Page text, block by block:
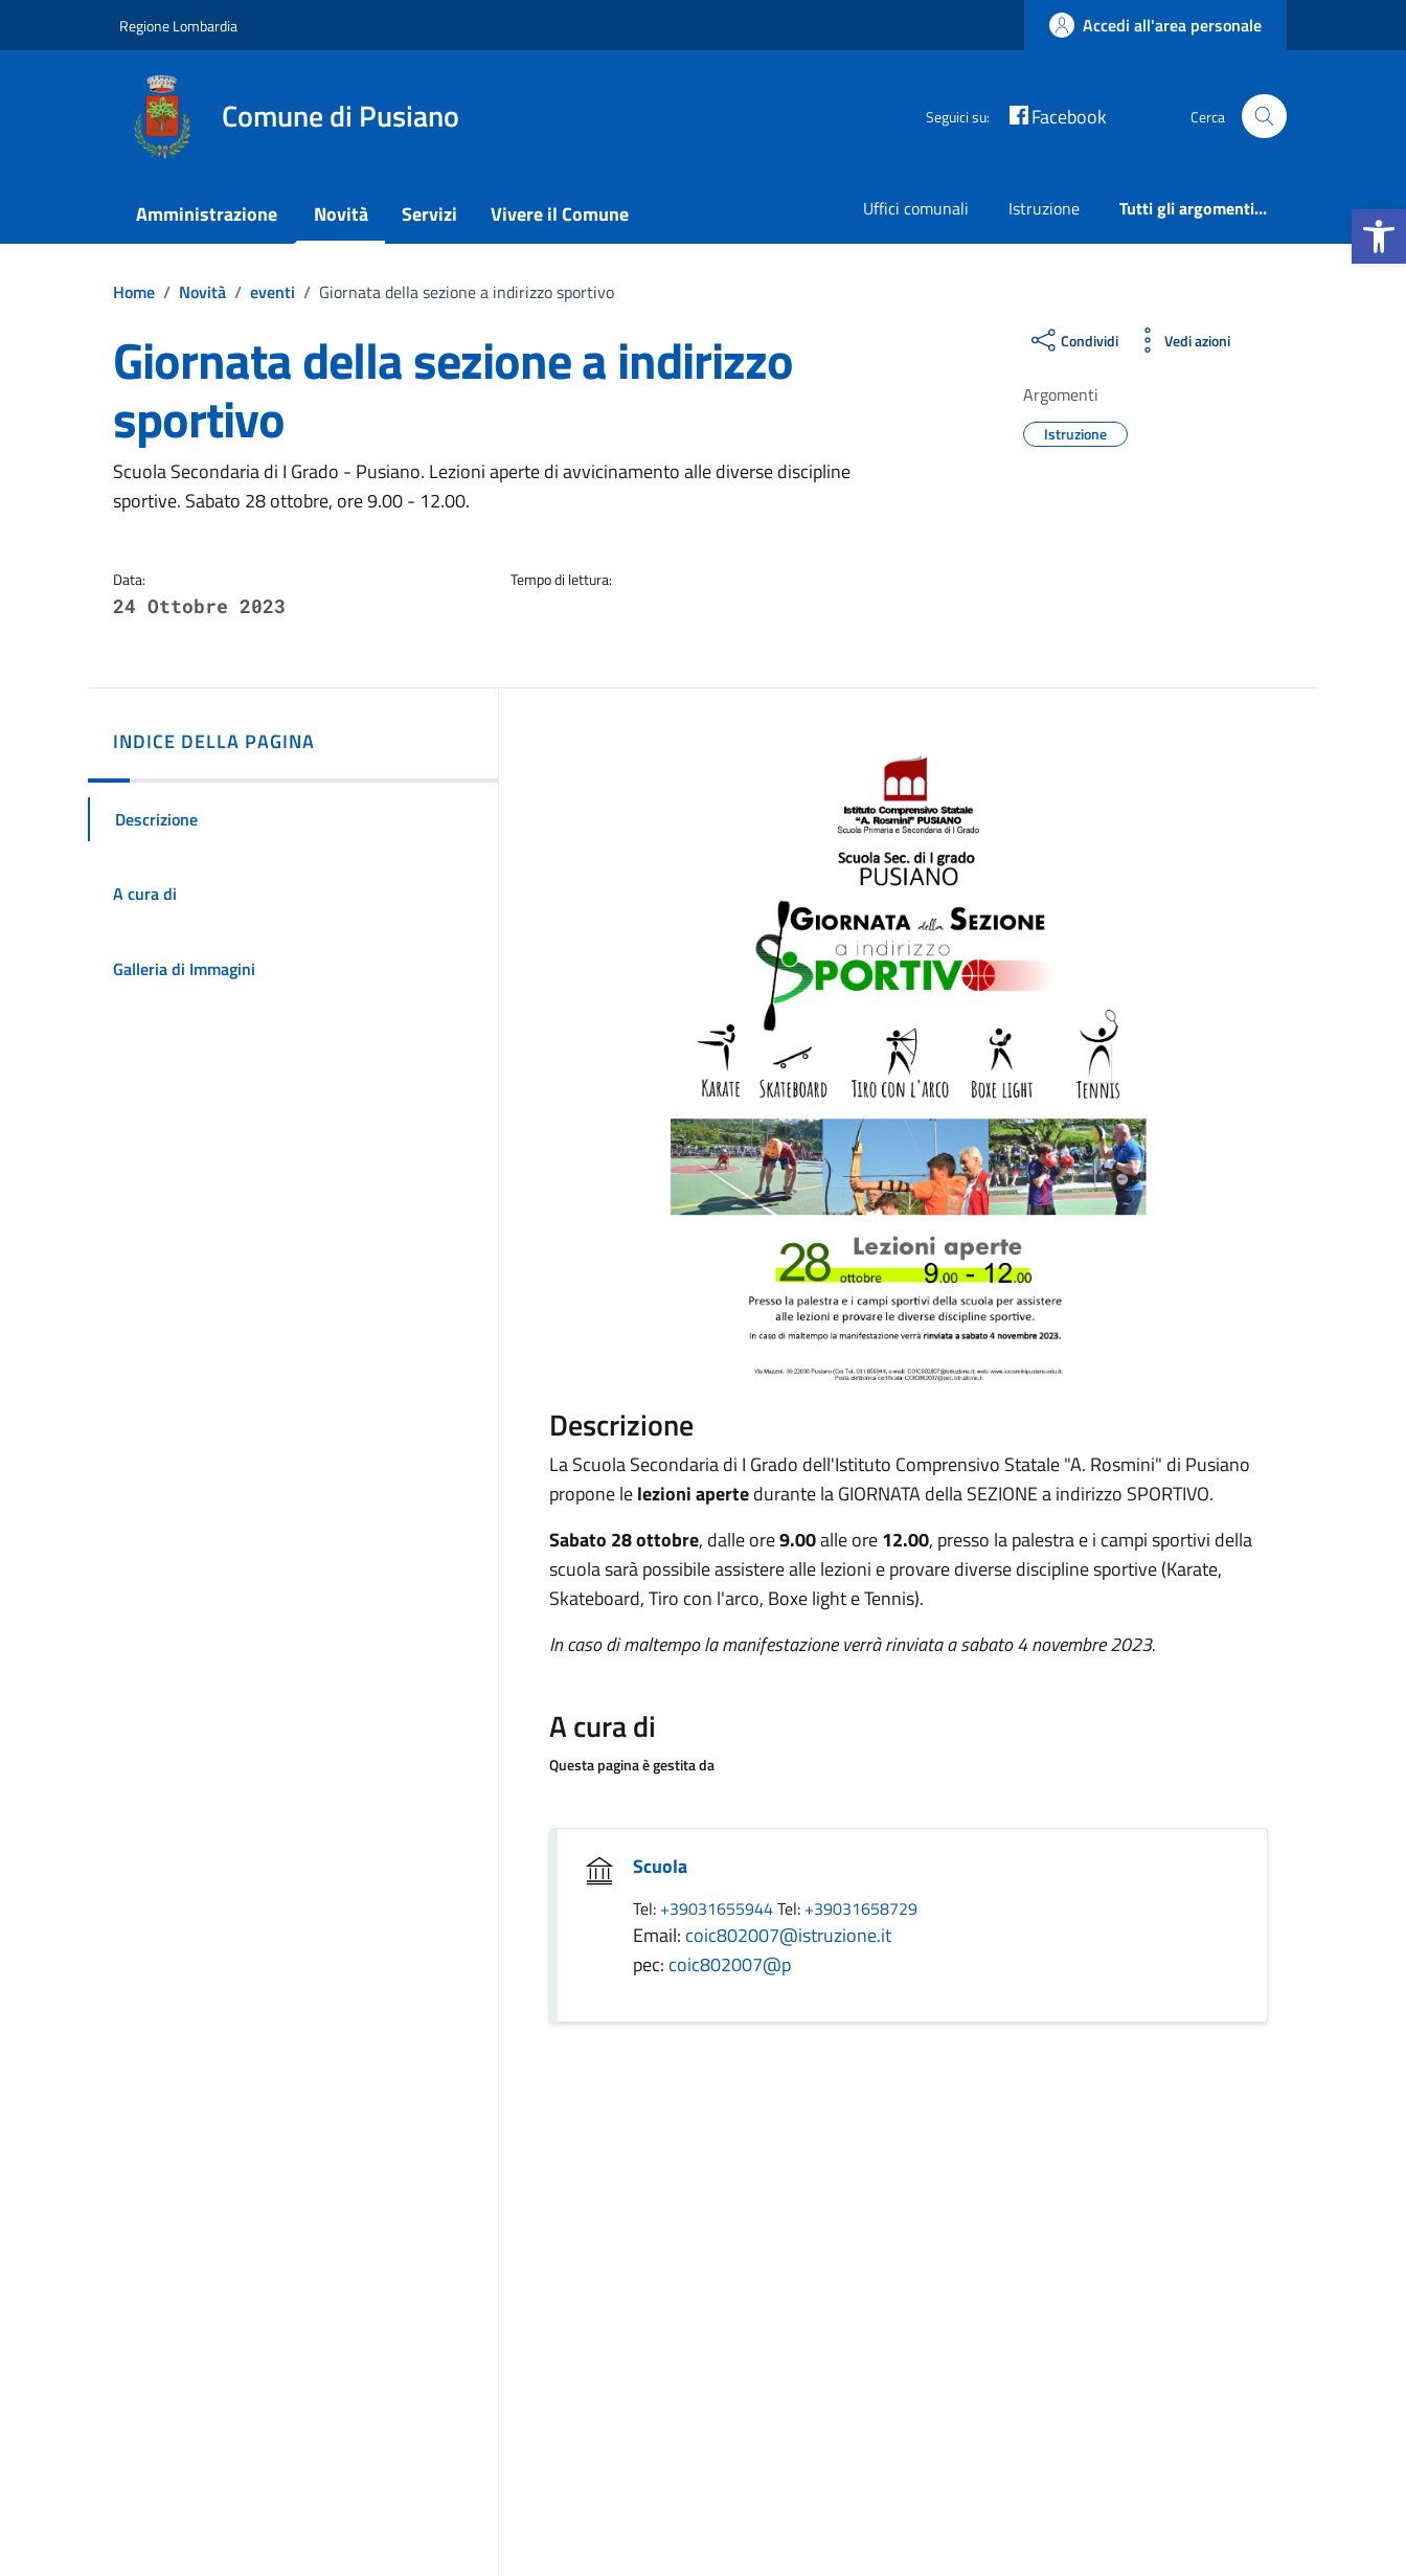
Regione Lombardia Accedi all'area personale
Comune di Pusiano Seguici su: Facebook Cerca
Amministrazione Novità Servizi Vivere il Comune Uffici comunali Istruzione Tutti gli argomenti...
Home / Novità / eventi / Giornata della sezione a indirizzo sportivo
Giornata della sezione a indirizzo
sportivo
Dettagli della notizia
Scuola Secondaria di I Grado - Pusiano. Lezioni aperte di avvicinamento alle diverse discipline
sportive. Sabato 28 ottobre, ore 9.00 - 12.00.
Data:
24 Ottobre 2023
Tempo di lettura:
Condividi Vedi azioni
Argomenti
Istruzione
INDICE DELLA PAGINA
Descrizione
A cura di
Galleria di Immagini
Descrizione
La Scuola Secondaria di I Grado dell'Istituto Comprensivo Statale "A. Rosmini" di Pusiano
propone lelezioni apertedurante la GIORNATA della SEZIONE a indirizzo SPORTIVO.
Sabato 28 ottobre, dalle ore9.00alle ore12.00, presso la palestra e i campi sportivi della
scuola sarà possibile assistere alle lezioni e provare diverse discipline sportive (Karate,
Skateboard, Tiro con l'arco, Boxe light e Tennis).
In caso di maltempo la manifestazione verrà rinviata a sabato 4 novembre 2023.
A cura di
Questa pagina è gestita da
Scuola
Tel: +39031655944Tel: +39031658729
Email: coic802007@istruzione.it
pec: coic802007@p
Apri la